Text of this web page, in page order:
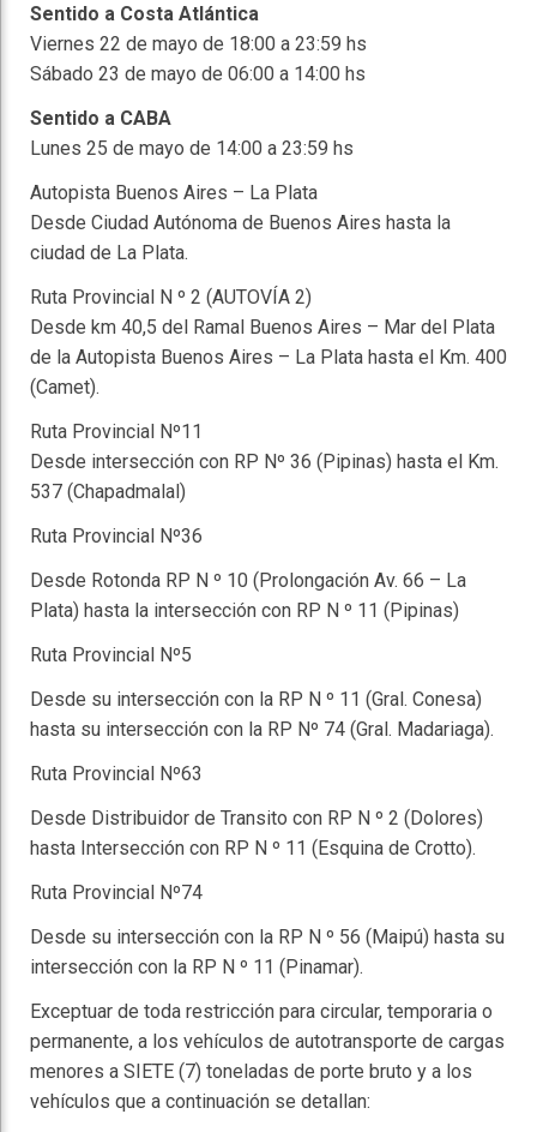
Sentido a Costa Atlántica
Viernes 22 de mayo de 18:00 a 23:59 hs
Sábado 23 de mayo de 06:00 a 14:00 hs
Sentido a CABA
Lunes 25 de mayo de 14:00 a 23:59 hs
Autopista Buenos Aires – La Plata
Desde Ciudad Autónoma de Buenos Aires hasta la
ciudad de La Plata.
Ruta Provincial N º 2 (AUTOVÍA 2)
Desde km 40,5 del Ramal Buenos Aires – Mar del Plata
de la Autopista Buenos Aires – La Plata hasta el Km. 400
(Camet).
Ruta Provincial Nº11
Desde intersección con RP Nº 36 (Pipinas) hasta el Km.
537 (Chapadmalal)
Ruta Provincial Nº36
Desde Rotonda RP N º 10 (Prolongación Av. 66 – La
Plata) hasta la intersección con RP N º 11 (Pipinas)
Ruta Provincial Nº5
Desde su intersección con la RP N º 11 (Gral. Conesa)
hasta su intersección con la RP Nº 74 (Gral. Madariaga).
Ruta Provincial Nº63
Desde Distribuidor de Transito con RP N º 2 (Dolores)
hasta Intersección con RP N º 11 (Esquina de Crotto).
Ruta Provincial Nº74
Desde su intersección con la RP N º 56 (Maipú) hasta su
intersección con la RP N º 11 (Pinamar).
Exceptuar de toda restricción para circular, temporaria o
permanente, a los vehículos de autotransporte de cargas
menores a SIETE (7) toneladas de porte bruto y a los
vehículos que a continuación se detallan: